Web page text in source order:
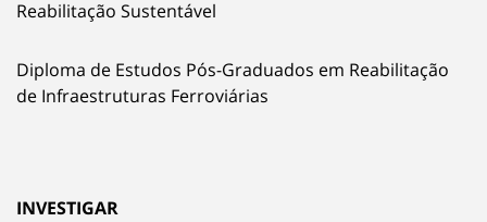
Reabilitação Sustentável
Diploma de Estudos Pós-Graduados em Reabilitação
de Infraestruturas Ferroviárias
INVESTIGAR